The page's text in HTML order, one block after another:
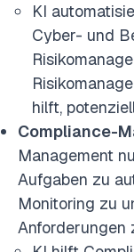
KI
Cyber- und
hilft,
Compliance-
Management
Aufgaben zu
Monitoring zu
Anforderungen